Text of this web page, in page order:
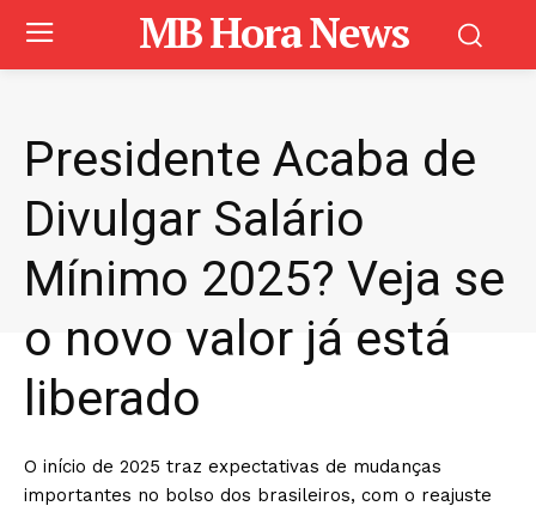
MB Hora News
Presidente Acaba de
Divulgar Salário
Mínimo 2025? Veja se
o novo valor já está
liberado
O início de 2025 traz expectativas de mudanças
importantes no bolso dos brasileiros, com o reajuste